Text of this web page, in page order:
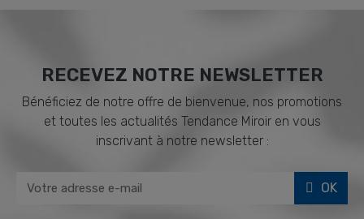
RECEVEZ NOTRE NEWSLETTER
Bénéficiez de notre offre de bienvenue, nos promotions
et toutes les actualités Tendance Miroir en vous
inscrivant à notre newsletter :
OK